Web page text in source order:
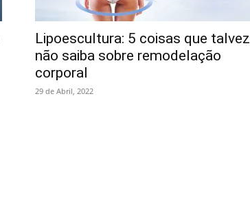
Lipoescultura: 5 coisas que talvez
não saiba sobre remodelação
corporal
29 de Abril, 2022